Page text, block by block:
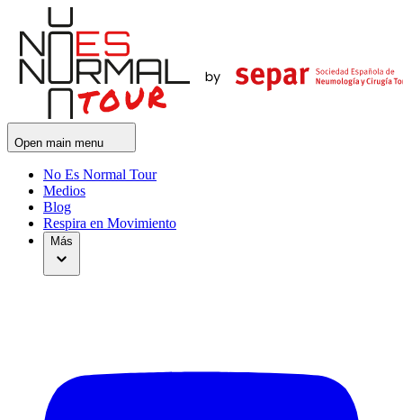
Open main menu
No Es Normal Tour
Medios
Blog
Respira en Movimiento
Más